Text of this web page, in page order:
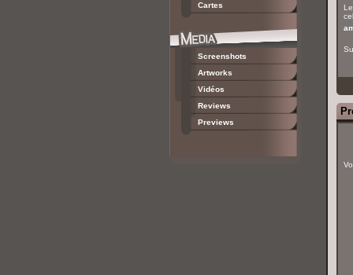
Cartes
Screenshots
Artworks
Vidéos
Reviews
Previews